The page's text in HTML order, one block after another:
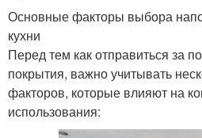
Основные факторы выбора
кухни
Перед тем как отправиться за
покрытия, важно учитывать
факторов, которые влияют на
использования: